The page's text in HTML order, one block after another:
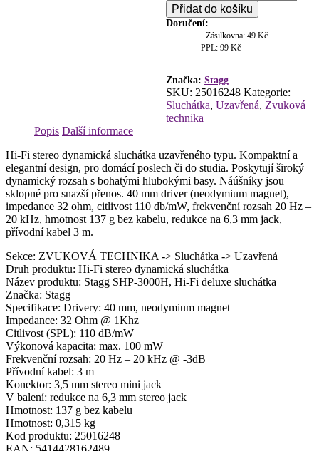
SHP-
3000H,
Hi-
množství
Přidat do košíku
Doručení:
Zásilkovna: 49 Kč
PPL: 99 Kč
Značka: Stagg
SKU: 25016248 Kategorie:
Sluchátka, Uzavřená, Zvuková
technika
Popis Další informace
Hi-Fi stereo dynamická sluchátka uzavřeného typu. Kompaktní a
elegantní design, pro domácí poslech či do studia. Poskytují široký
dynamický rozsah s bohatými hlubokými basy. Náúšníky jsou
sklopné pro snazší přenos. 40 mm driver (neodymium magnet),
impedance 32 ohm, citlivost 110 db/mW, frekvenční rozsah 20 Hz –
20 kHz, hmotnost 137 g bez kabelu, redukce na 6,3 mm jack,
přívodní kabel 3 m.
Sekce: ZVUKOVÁ TECHNIKA -> Sluchátka -> Uzavřená
Druh produktu: Hi-Fi stereo dynamická sluchátka
Název produktu: Stagg SHP-3000H, Hi-Fi deluxe sluchátka
Značka: Stagg
Specifikace: Drivery: 40 mm, neodymium magnet
Impedance: 32 Ohm @ 1Khz
Citlivost (SPL): 110 dB/mW
Výkonová kapacita: max. 100 mW
Frekvenční rozsah: 20 Hz – 20 kHz @ -3dB
Přívodní kabel: 3 m
Konektor: 3,5 mm stereo mini jack
V balení: redukce na 6,3 mm stereo jack
Hmotnost: 137 g bez kabelu
Hmotnost: 0,315 kg
Kod produktu: 25016248